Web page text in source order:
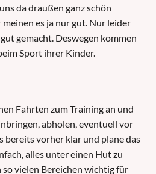
da draußen ganz schön
es ja nur gut. Nur leider
gemacht. Deswegen kommen
Sport ihrer Kinder.
Fahrten zum Training an und
abholen, eventuell vor
bereits vorher klar und plane das
alles unter einen Hut zu
vielen Bereichen wichtig für